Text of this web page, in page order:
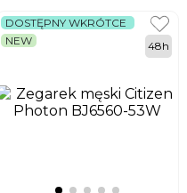
DOSTĘPNY WKRÓTCE
NEW
48h